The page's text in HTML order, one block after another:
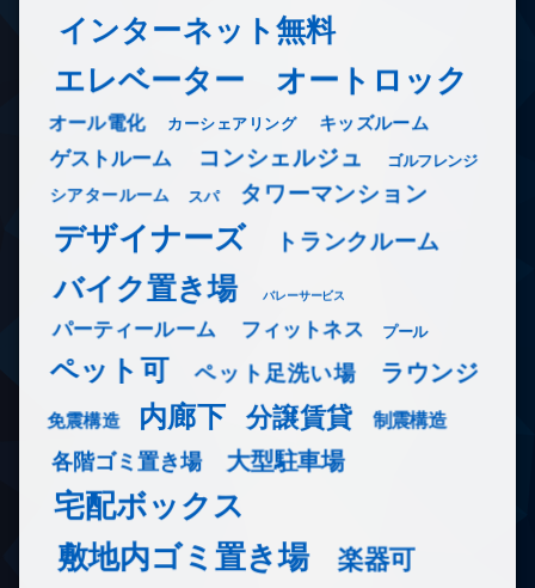
インターネット無料
エレベーター オートロック
オール電化 カーシェアリング キッズルーム
ゲストルーム コンシェルジュ ゴルフレンジ
シアタールーム スパ タワーマンション
デザイナーズ トランクルーム
バイク置き場 バレーサービス
パーティールーム フィットネス プール
ペット可 ペット足洗い場 ラウンジ
免震構造 内廊下 分譲賃貸 制震構造
各階ゴミ置き場 大型駐車場
宅配ボックス
敷地内ゴミ置き場
楽器可